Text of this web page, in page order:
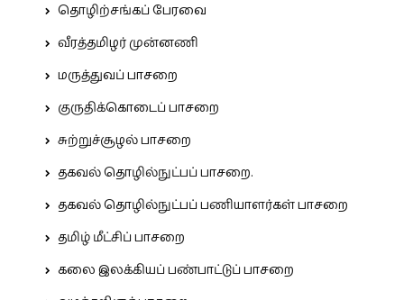
தொழிற்சங்கப் பேரவை
வீரத்தமிழர் முன்னணி
மருத்துவப் பாசறை
குருதிக்கொடைப் பாசறை
சுற்றுச்சூழல் பாசறை
தகவல் தொழில்நுட்பப் பாசறை.
தகவல் தொழில்நுட்பப் பணியாளர்கள் பாசறை
தமிழ் மீட்சிப் பாசறை
கலை இலக்கியப் பண்பாட்டுப் பாசறை